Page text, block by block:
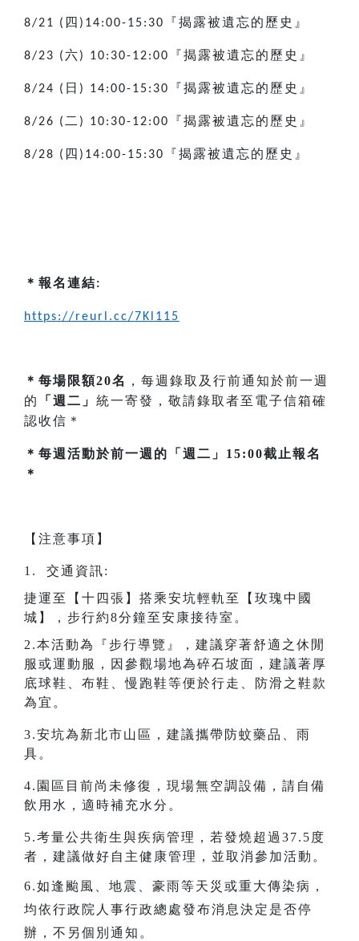
8/21 ( 四 )14:00-15:30 『揭露被遺忘的歷史』
8/23 ( 六) 10:30-12:00 『揭露被遺忘的歷史』
8/24 ( 日 ) 14:00-15:30 『揭露被遺忘的歷史』
8/26 ( 二 ) 10:30-12:00 『揭露被遺忘的歷史』
8/28 ( 四 )14:00-15:30 『揭露被遺忘的歷史』
＊ 報名連結:
https://reurl.cc/7Kl115
＊每場限額20名
，每週錄取及行前通知於前一週
的
「週二」 統一寄發，敬請錄取者至電子信箱確
認收信＊
＊每週活動於前一週的「週二」15:00截止報名
＊
【注意事項】
1. 交通資訊:
捷運至【十四張】搭乘安坑輕軌至【玫瑰中國
城】，步行約8分鐘至安康接待室。
2.本活動為『步行導覽』，建議穿著舒適之休閒
服或運動服，因參觀場地為碎石坡面，建議著厚
底球鞋、布鞋、慢跑鞋等便於行走、防滑之鞋款
為宜。
3.安坑為新北市山區，建議攜帶防蚊藥品、雨
具。
4.園區目前尚未修復，現場無空調設備，請自備
飲用水，適時補充水分。
5.考量公共衛生與疾病管理，若發燒超過37.5度
者，建議做好自主健康管理，並取消參加活動。
6.如逢颱風、地震、豪雨等天災或重大傳染病，
均依行政院人事行政總處發布消息決定是否停
辦，不另個別通知。